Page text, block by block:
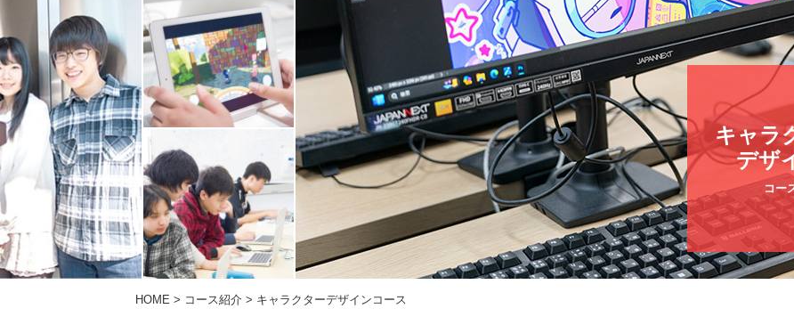
キャラ
デザ
コー
HOME > コース紹介 > キャラクターデザインコース